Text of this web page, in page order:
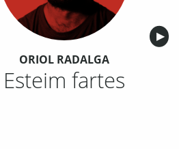
▶︎
ORIOL RADALGA
Esteim fartes